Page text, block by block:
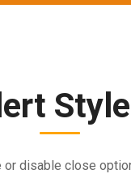
or disable close